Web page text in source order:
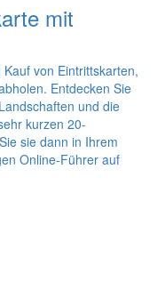
mit
von Eintrittskarten,
Entdecken Sie
und die
kurzen 20-
sie dann in Ihrem
Online-Führer auf